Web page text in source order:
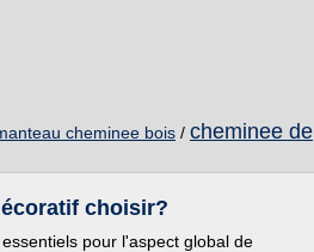
cheminee bois / cheminee de
choisir?
pour l'aspect global de